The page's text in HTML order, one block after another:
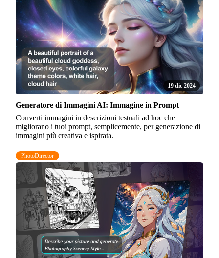
19 dic 2024
Generatore di Immagini AI: Immagine in Prompt
Converti immagini in descrizioni testuali ad hoc che
migliorano i tuoi prompt, semplicemente, per generazione di
immagini più creativa e ispirata.
PhotoDirector